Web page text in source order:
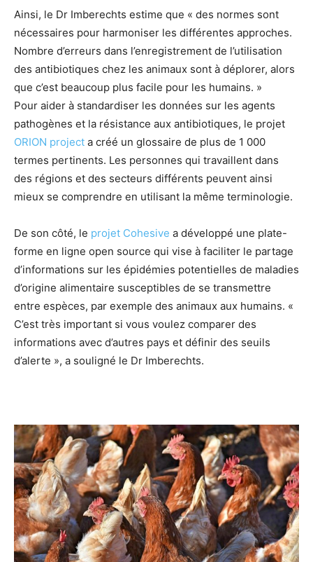
Ainsi, le Dr Imberechts estime que « des normes sont
nécessaires pour harmoniser les différentes approches.
Nombre d’erreurs dans l’enregistrement de l’utilisation
des antibiotiques chez les animaux sont à déplorer, alors
que c’est beaucoup plus facile pour les humains. »
Pour aider à standardiser les données sur les agents
pathogènes et la résistance aux antibiotiques, le projet
ORION project a créé un glossaire de plus de 1 000
termes pertinents. Les personnes qui travaillent dans
des régions et des secteurs différents peuvent ainsi
mieux se comprendre en utilisant la même terminologie.
De son côté, le projet Cohesive a développé une plate-
forme en ligne open source qui vise à faciliter le partage
d’informations sur les épidémies potentielles de maladies
d’origine alimentaire susceptibles de se transmettre
entre espèces, par exemple des animaux aux humains. «
C’est très important si vous voulez comparer des
informations avec d’autres pays et définir des seuils
d’alerte », a souligné le Dr Imberechts.